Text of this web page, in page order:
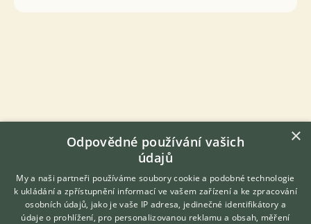
×
Odpovědné používání vašich
údajů
My a naši partneři používáme soubory cookie a podobné technologie
k ukládání a zpřístupnění informací ve vašem zařízení a ke zpracování
osobních údajů, jako je vaše IP adresa, jedinečné identifikátory a
údaje o prohlížení, pro personalizovanou reklamu a obsah, měření